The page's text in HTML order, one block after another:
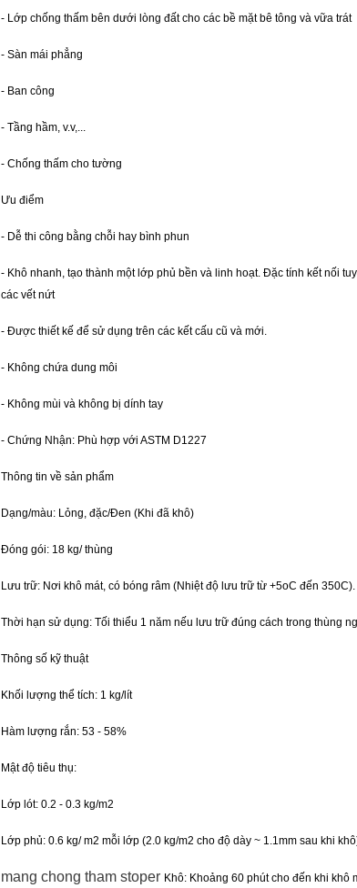
- Lớp chống thấm bên dưới lòng đất cho các bề mặt bê tông và vữa trát
- Sàn mái phẳng
- Ban công
- Tầng hầm, v.v,...
- Chống thấm cho tường
Ưu điểm
- Dễ thi công bằng chỗi hay bình phun
- Khô nhanh, tạo thành một lớp phủ bền và linh hoạt. Đặc tính kết nối
các vết nứt
- Được thiết kế để sử dụng trên các kết cấu cũ và mới.
- Không chứa dung môi
- Không mùi và không bị dính tay
- Chứng Nhận: Phù hợp với ASTM D1227
Thông tin về sản phẩm
Dạng/màu: Lỏng, đặc/Đen (Khi đã khô)
Đóng gói: 18 kg/ thùng
Lưu trữ: Nơi khô mát, có bóng râm (Nhiệt độ lưu trữ từ +5oC đến 350C).
Thời hạn sử dụng: Tối thiểu 1 năm nếu lưu trữ đúng cách trong thùng
Thông số kỹ thuật
Khối lượng thể tích: 1 kg/lít
Hàm lượng rắn: 53 - 58%
Mật độ tiêu thụ:
Lớp lót: 0.2 - 0.3 kg/m2
Lớp phủ: 0.6 kg/ m2 mỗi lớp (2.0 kg/m2 cho độ dày ~ 1.1mm sau khi
mang chong tham stoper Khô: Khoảng 60 phút cho đến khi khô